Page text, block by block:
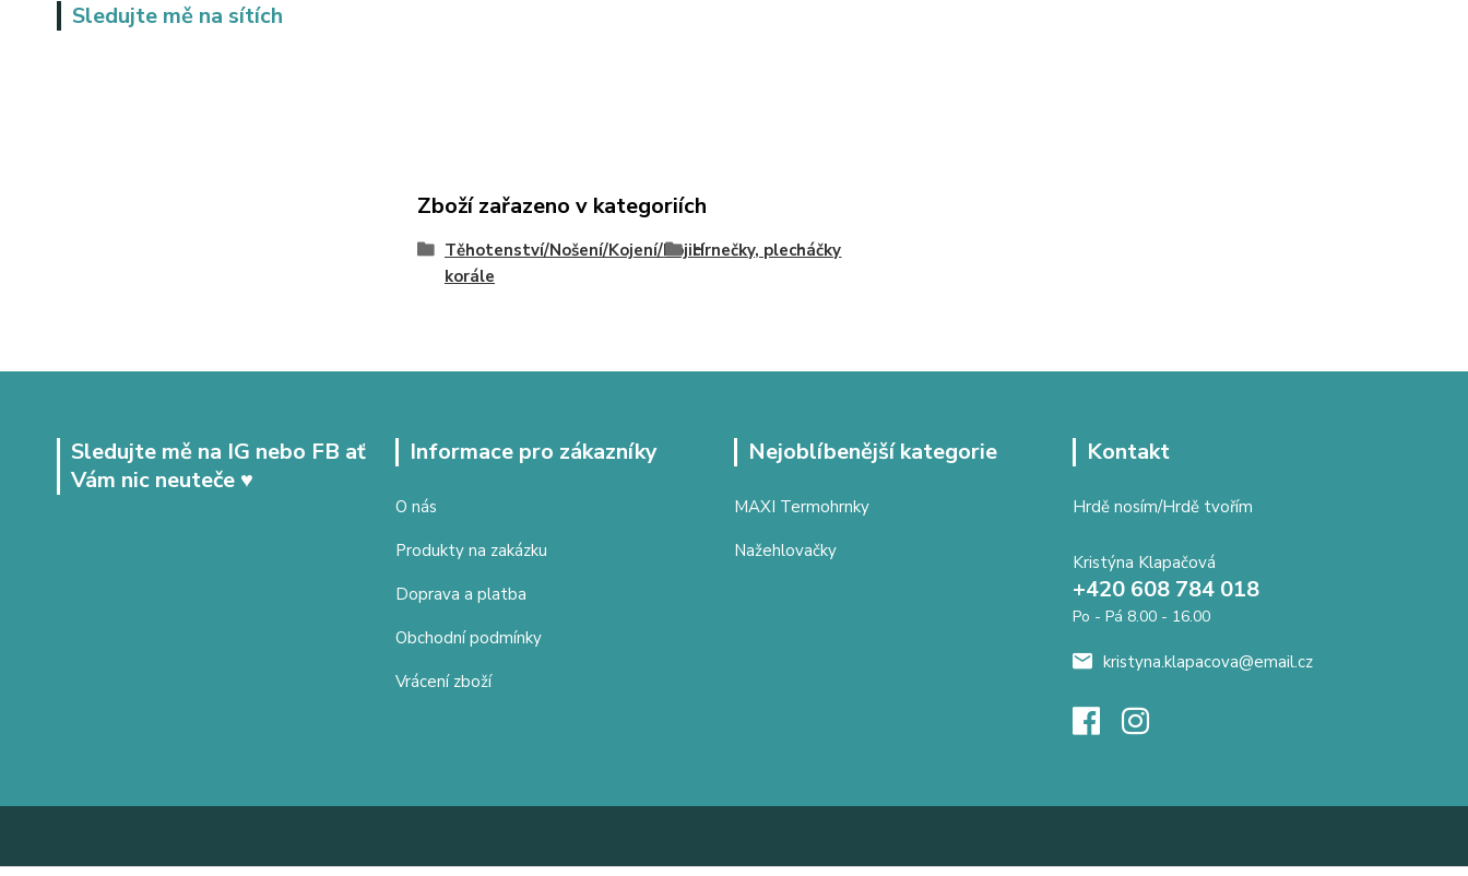
Sledujte mě na sítích
Zboží zařazeno v kategoriích
Těhotenství/Nošení/Kojení/Kojicí
korále
Hrnečky, plecháčky
Sledujte mě na IG nebo FB ať
Vám nic neuteče ♥
Informace pro zákazníky
O nás
Produkty na zakázku
Doprava a platba
Obchodní podmínky
Vrácení zboží
Nejoblíbenější kategorie
MAXI Termohrnky
Nažehlovačky
Kontakt
Hrdě nosím/Hrdě tvořím
Kristýna Klapačová
+420 608 784 018
Po - Pá 8.00 - 16.00
kristyna.klapacova@email.cz